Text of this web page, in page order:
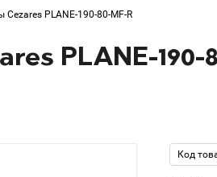
Cezares PLANE-190-80-MF-R
PLANE-190-
Код